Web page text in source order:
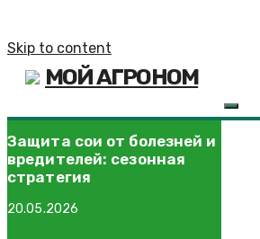
Skip to content
МОЙ АГРОНОМ
Защита сои от болезней и
вредителей: сезонная
стратегия
20.05.2026